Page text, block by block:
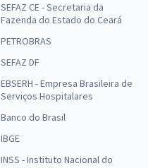
SEFAZ CE - Secretaria da
Fazenda do Estado do Ceará
PETROBRAS
SEFAZ DF
EBSERH - Empresa Brasileira de
Serviços Hospitalares
Banco do Brasil
IBGE
INSS - Instituto Nacional do